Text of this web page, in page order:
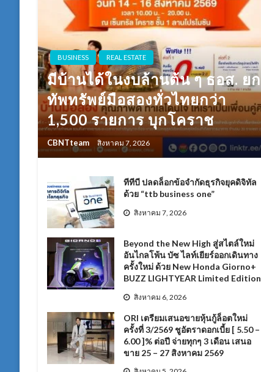
BUSINESS REAL ESTATE
มีบ้านได้ในงบล้านต้น ๆ ธอส. ยก
ทัพทรัพย์มือสองทั่วไทยกว่า
1,500 รายการ บุกโคราช
CBNTteam สิงหาคม 7, 2026
ทีทีบี ปลดล็อกข้อจำกัดธุรกิจยุคดิจิทัล
ด้วย “ttb business one”
สิงหาคม 7, 2026
Beyond the New High สู่สไตล์ใหม่
อันไกลโพ้น บัซ ไลท์เยียร์ออกเดินทาง
ครั้งใหม่ ด้วย New Honda Giorno+
BUZZ LIGHTYEAR Limited Edition
สิงหาคม 6, 2026
ORI เตรียมเสนอขายหุ้นกู้ล็อตใหม่
ครั้งที่ 3/2569 ชูอัตราดอกเบี้ย [ 5.50 –
6.00 ]% ต่อปี จ่ายทุกๆ 3 เดือน เสนอ
ขาย 25 – 27 สิงหาคม 2569